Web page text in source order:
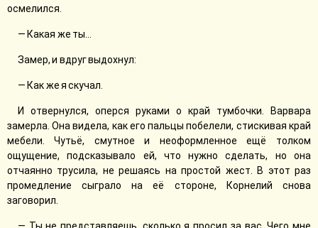
осмелился.
— Какая же ты...
Замер, и вдруг выдохнул:
— Как же я скучал.
И отвернулся, оперся руками о край тумбочки. Варвара
замерла. Она видела, как его пальцы побелели, стискивая край
мебели. Чутьë, смутное и неоформленное ещё толком
ощущение, подсказывало ей, что нужно сделать, но она
отчаянно трусила, не решаясь на простой жест. В этот раз
промедление сыграло на её стороне, Корнелий снова
заговорил.